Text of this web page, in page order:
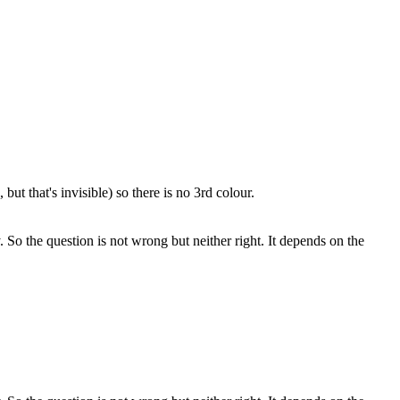
that's invisible) so there is no 3rd colour.
the question is not wrong but neither right. It depends on the